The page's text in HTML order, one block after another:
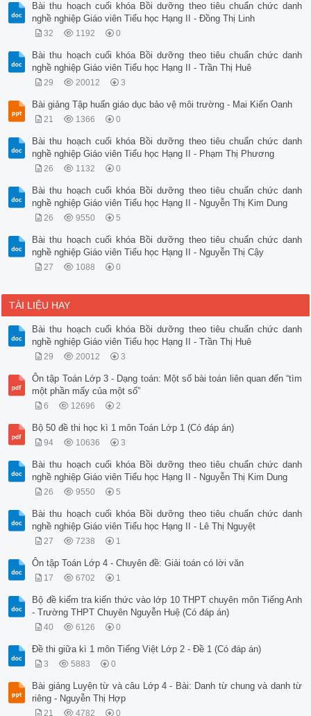
Bài thu hoạch cuối khóa Bồi dưỡng theo tiêu chuẩn chức danh
nghề nghiệp Giáo viên Tiểu học Hạng II - Đồng Thị Linh
32 1192 0
Bài thu hoạch cuối khóa Bồi dưỡng theo tiêu chuẩn chức danh
nghề nghiệp Giáo viên Tiểu học Hạng II - Trần Thị Huê
29 20012 3
Bài giảng Tập huấn giáo dục bảo vệ môi trường - Mai Kiến Oanh
21 1366 0
Bài thu hoạch cuối khóa Bồi dưỡng theo tiêu chuẩn chức danh
nghề nghiệp Giáo viên Tiểu học Hạng II - Phạm Thị Phương
26 1132 0
Bài thu hoạch cuối khóa Bồi dưỡng theo tiêu chuẩn chức danh
nghề nghiệp Giáo viên Tiểu học Hạng II - Nguyễn Thị Kim Dung
26 9550 5
Bài thu hoạch cuối khóa Bồi dưỡng theo tiêu chuẩn chức danh
nghề nghiệp Giáo viên Tiểu học Hạng II - Nguyễn Thị Cậy
27 1088 0
TÀI LIỆU HAY
Bài thu hoạch cuối khóa Bồi dưỡng theo tiêu chuẩn chức danh
nghề nghiệp Giáo viên Tiểu học Hạng II - Trần Thị Huê
29 20012 3
Ôn tập Toán Lớp 3 - Dạng toán: Một số bài toán liên quan đến “tìm
một phần mấy của một số”
6 12696 2
Bộ 50 đề thi học kì 1 môn Toán Lớp 1 (Có đáp án)
94 10636 3
Bài thu hoạch cuối khóa Bồi dưỡng theo tiêu chuẩn chức danh
nghề nghiệp Giáo viên Tiểu học Hạng II - Nguyễn Thị Kim Dung
26 9550 5
Bài thu hoạch cuối khóa Bồi dưỡng theo tiêu chuẩn chức danh
nghề nghiệp Giáo viên Tiểu học Hạng II - Lê Thị Nguyệt
27 7238 1
Ôn tập Toán Lớp 4 - Chuyên đề: Giải toán có lời văn
17 6702 1
Bộ đề kiểm tra kiến thức vào lớp 10 THPT chuyên môn Tiếng Anh
- Trường THPT Chuyên Nguyễn Huệ (Có đáp án)
40 6126 0
Đề thi giữa kì 1 môn Tiếng Việt Lớp 2 - Đề 1 (Có đáp án)
3 5883 0
Bài giảng Luyện từ và câu Lớp 4 - Bài: Danh từ chung và danh từ
riêng - Nguyễn Thị Hợp
21 4782 0